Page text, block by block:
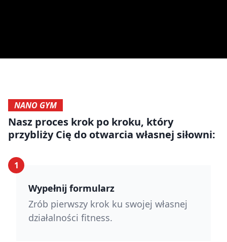
NANO GYM
Nasz proces krok po kroku, który
przybliży Cię do otwarcia własnej siłowni:
1
Wypełnij formularz
Zrób pierwszy krok ku swojej własnej
działalności fitness.